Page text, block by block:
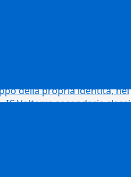
della propria identità, nel
Volterra secondaria classi
fumo – Secondaria IC